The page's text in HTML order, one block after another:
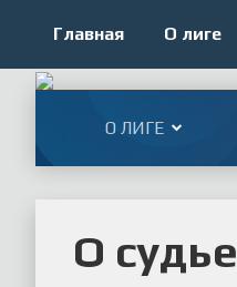
Главная О лиге
О ЛИГЕ
О судье